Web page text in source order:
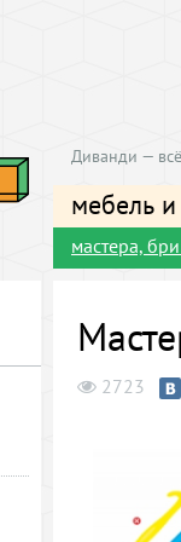
Диванди —
мебель
мастера,
2723